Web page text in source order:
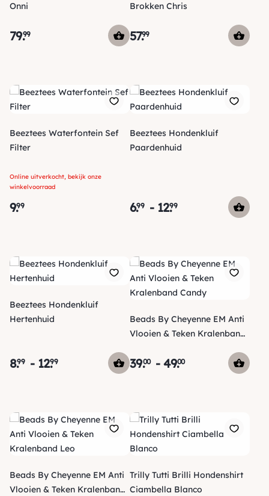
Onni
79.99
Brokken Chris
57.99
Beeztees Waterfontein Sef
Filter
Online uitverkocht, bekijk onze
winkelvoorraad
9.99
Beeztees Hondenkluif
Paardenhuid
6.99 - 12.99
Beeztees Hondenkluif
Hertenhuid
8.99 - 12.99
Beads By Cheyenne EM Anti
Vlooien & Teken Kralenband
39.00 -49.00
Beads By Cheyenne EM Anti
Vlooien & Teken Kralenband
Trilly Tutti Brilli Hondenshirt
Ciambella Blanco